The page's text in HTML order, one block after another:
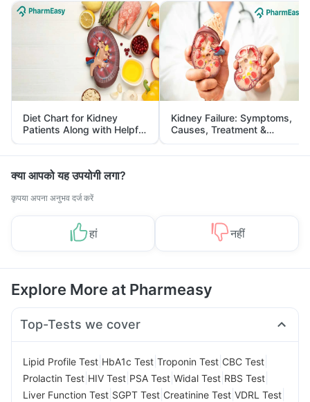
Diet Chart for Kidney
Patients Along with Helpful
Tips
Kidney Failure: Symptoms,
Causes, Treatment &
Prevention
क्या आपको यह उपयोगी लगा?
कृपया अपना अनुभव दर्ज करें
हां नहीं
Explore More at Pharmeasy
Top-Tests we cover
Lipid Profile Test HbA1c Test Troponin Test CBC Test
Prolactin Test HIV Test PSA Test Widal Test RBS Test
Liver Function Test SGPT Test Creatinine Test VDRL Test